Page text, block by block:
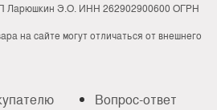
Ларюшкин Э.О. ИНН 262902900600 ОГРН
на сайте могут отличаться от внешнего
Вопрос-ответ